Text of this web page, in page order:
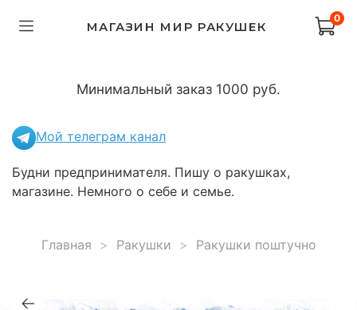
МАГАЗИН МИР РАКУШЕК
0
Минимальный заказ 1000 руб.
Мой телеграм канал
Будни предпринимателя. Пишу о ракушках,
магазине. Немного о себе и семье.
Главная Ракушки Ракушки поштучно